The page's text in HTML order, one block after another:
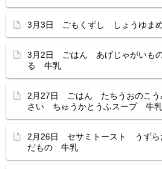
3月3日 ごもくずし しょうゆま
3月2日 ごはん あげじゃがいも
る 牛乳
2月27日 ごはん たちうおのこ
さい ちゅうかとうふスープ 牛乳
2月26日 セサミトースト うずら
だもの 牛乳